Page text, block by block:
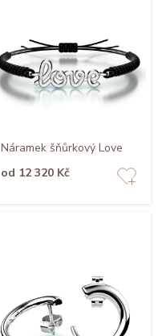
Náramek šňůrkový Love
od 12 320 Kč